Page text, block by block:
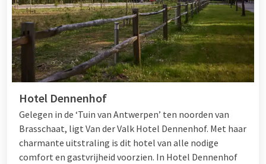
Hotel Dennenhof
Gelegen in de ‘Tuin van Antwerpen’ ten noorden van
Brasschaat, ligt Van der Valk Hotel Dennenhof. Met haar
charmante uitstraling is dit hotel van alle nodige
comfort en gastvrijheid voorzien. In Hotel Dennenhof